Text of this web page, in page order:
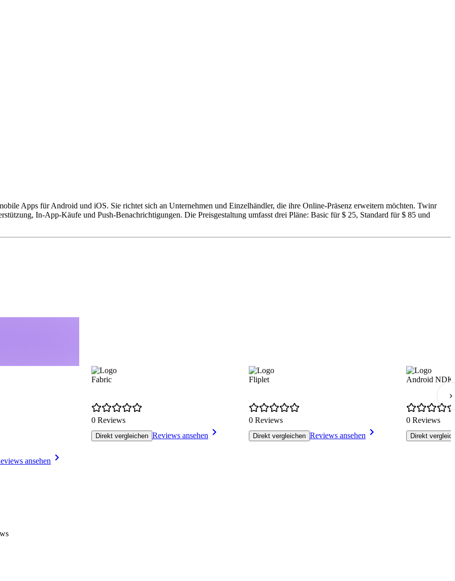
Apps für Android und iOS. Sie richtet sich an Unternehmen und Einzelhändler, die ihre Online-Präsenz erweitern möchten. Twinr
In-App-Käufe und Push-Benachrichtigungen. Die Preisgestaltung umfasst drei Pläne: Basic für $ 25, Standard für $ 85 und
ansehen
Fabric
0 Reviews
Direkt vergleichen Reviews ansehen
Fliplet
0 Reviews
Direkt vergleichen Reviews ansehen
Android NDK
0 Reviews
Direkt